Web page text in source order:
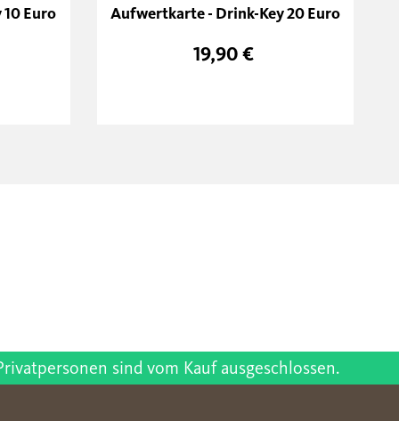
Euro
Aufwertkarte - Drink-Key 20 Euro
19,90 €
sind vom Kauf ausgeschlossen.